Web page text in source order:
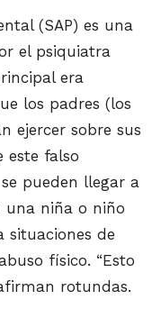
(SAP) es una
el psiquiatra
era
los padres (los
ejercer sobre sus
este falso
pueden llegar a
una niña o niño
situaciones de
físico. “Esto
rotundas.